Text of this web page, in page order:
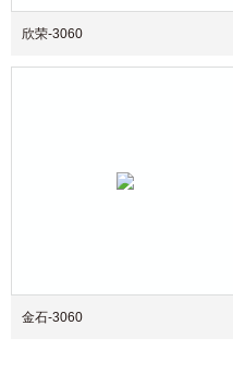
欣荣-3060
金石-3060